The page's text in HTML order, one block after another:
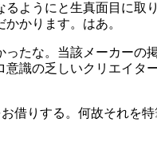
ようにと生真面目に取
かります。はあ。
たな。当該メーカーの
識の乏しいクリエイタ
借りする。何故それを特